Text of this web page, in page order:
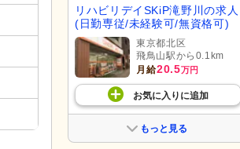
リハビリデイSKiP滝野川の求人
(日勤専従/未経験可/無資格可)
東京都北区
飛鳥山駅から0.1km
月給20.5万円
お気に入り に追加
もっと見る